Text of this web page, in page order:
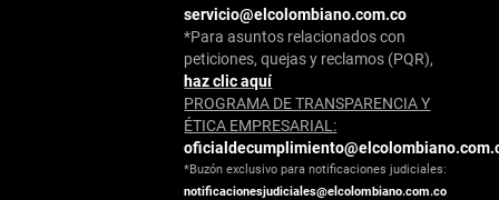
servicio@elcolombiano.com.co
*Para asuntos relacionados con
peticiones, quejas y reclamos (PQR),
haz clic aquí
PROGRAMA DE TRANSPARENCIA Y
ÉTICA EMPRESARIAL:
*Buzón exclusivo para notificaciones judiciales:
notificacionesjudiciales@elcolombiano.com.co